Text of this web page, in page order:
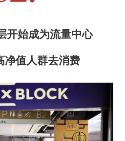
开始成为流量中心
净值人群去消费